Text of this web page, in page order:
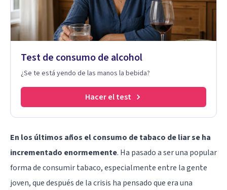
Test de consumo de alcohol
¿Se te está yendo de las manos la bebida?
Hacer el test
En los últimos años el consumo de tabaco de liar se ha
incrementado enormemente. Ha pasado a ser una popular
forma de consumir tabaco, especialmente entre la gente
joven, que después de la crisis ha pensado que era una